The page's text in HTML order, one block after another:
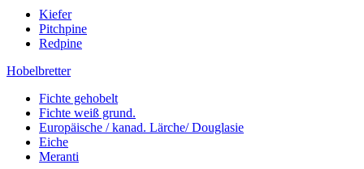
Kiefer
Pitchpine
Redpine
Hobelbretter
Fichte gehobelt
Fichte weiß grund.
Europäische / kanad. Lärche/ Douglasie
Eiche
Meranti